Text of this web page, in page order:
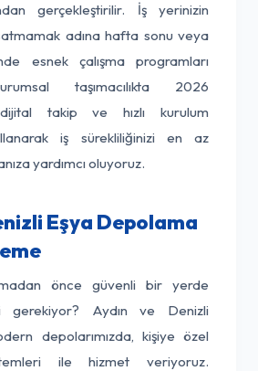
gerçekleştirilir. İş yerinizin
adına hafta sonu veya
esnek çalışma programları
taşımacılıkta 2026
dijital takip ve hızlı kurulum
iş sürekliliğinizi en az
yardımcı oluyoruz.
Eşya Depolama
önce güvenli bir yerde
gerekiyor? Aydın ve Denizli
depolarımızda, kişiye özel
ile hizmet veriyoruz.